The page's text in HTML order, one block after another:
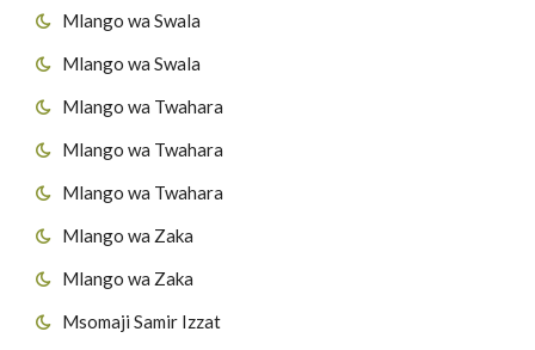
Mlango wa Swala
Mlango wa Swala
Mlango wa Twahara
Mlango wa Twahara
Mlango wa Twahara
Mlango wa Zaka
Mlango wa Zaka
Msomaji Samir Izzat